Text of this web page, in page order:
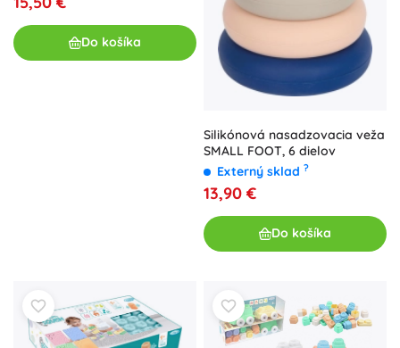
Do košíka
Silikónová nasadzovacia veža
SMALL FOOT, 6 dielov
Externý sklad ?
13,90 €
Do košíka